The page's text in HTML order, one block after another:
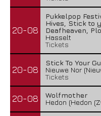
20-08
Pukkelpop
Hives, Stick to
Deafheaven,
Hasselt
Tickets
20-08
Stick To Your
Nieuwe Nor
Tickets
20-08
Wolfmother
Hedon (Hedon